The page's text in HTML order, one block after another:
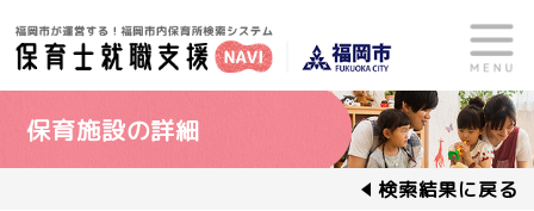
保育施設の詳細
検索結果に戻る